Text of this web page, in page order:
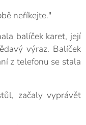
neříkejte."
balíček karet, její
výraz. Balíček
z telefonu se stala
začaly vyprávět